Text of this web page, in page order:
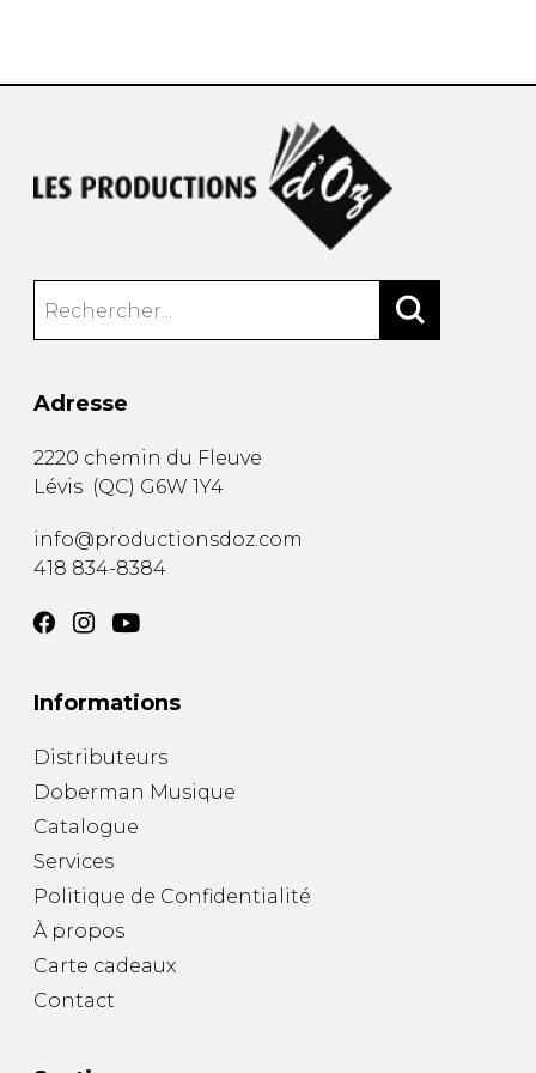
Adresse
2220 chemin du Fleuve
Lévis (QC) G6W 1Y4
info@productionsdoz.com
418 834-8384
Informations
Distributeurs
Doberman Musique
Catalogue
Services
Politique de Confidentialité
À propos
Carte cadeaux
Contact